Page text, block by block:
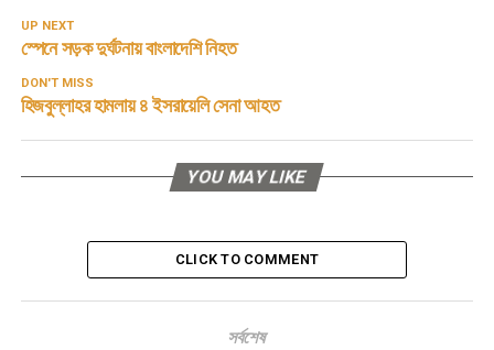
UP NEXT
স্পেনে সড়ক দুর্ঘটনায় বাংলাদেশি নিহত
DON'T MISS
হিজবুল্লাহর হামলায় ৪ ইসরায়েলি সেনা আহত
YOU MAY LIKE
CLICK TO COMMENT
সর্বশেষ